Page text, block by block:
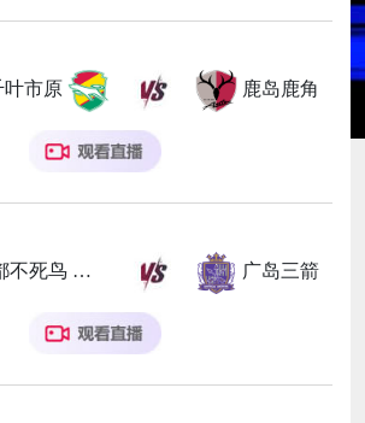
叶市原 鹿岛鹿角
不死鸟 广岛三箭